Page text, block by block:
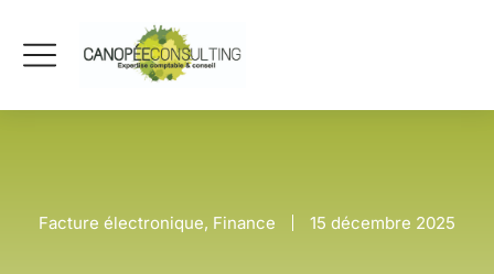
Facture électronique, Finance 15 décembre 2025